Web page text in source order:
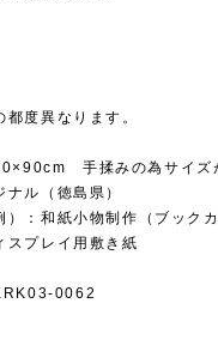
度異なります。
手揉みの為サイズ
ル（徳島県）
）：和紙小物制作（ブック
スプレイ用敷き紙
0062